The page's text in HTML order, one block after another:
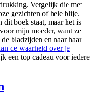
Vergelijk die met
gezichten of hele blije.
boek staat, maar het is
mijn moeder, want ze
bladzijden en naar haar
de waarheid over je
een top cadeau voor iedere